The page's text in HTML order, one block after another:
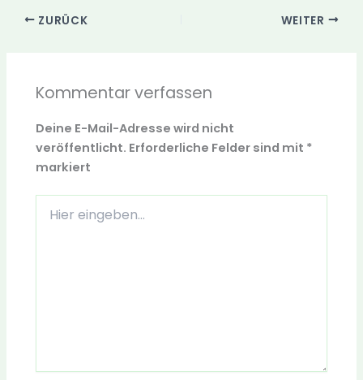
ZURÜCK WEITER
Kommentar verfassen
Deine E-Mail-Adresse wird nicht
veröffentlicht. Erforderliche Felder sind mit *
markiert
eingeben…